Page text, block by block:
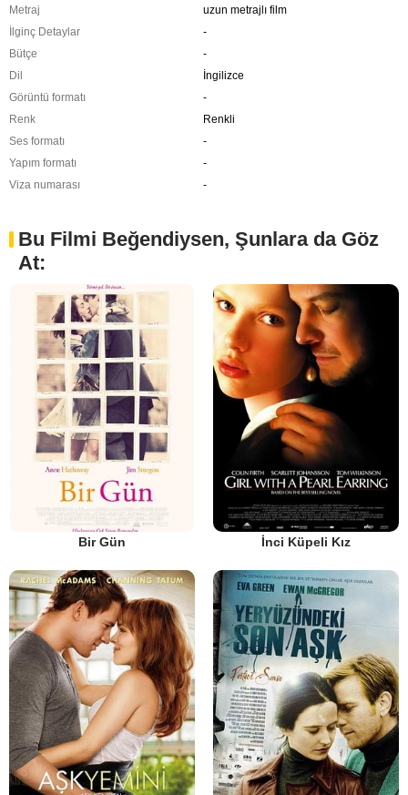
Metraj
uzun metrajlı film
İlginç Detaylar
-
Bütçe
-
Dil
İngilizce
Görüntü formatı
-
Renk
Renkli
Ses formatı
-
Yapım formatı
-
Viza numarası
-
Bu Filmi Beğendiysen, Şunlara da Göz
At:
Bir Gün İnci Küpeli Kız